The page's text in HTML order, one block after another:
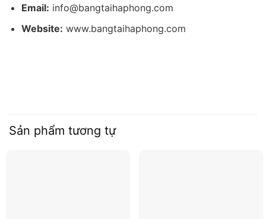
Email: info@bangtaihaphong.com
Website: www.bangtaihaphong.com
Sản phẩm tương tự